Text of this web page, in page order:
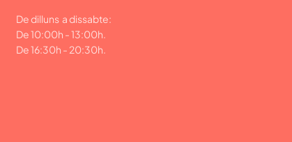
De dilluns a dissabte:
De 10:00h - 13:00h.
De 16:30h - 20:30h.